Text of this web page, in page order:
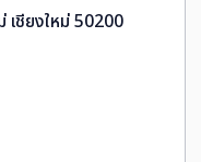
เชียงใหม่ 50200